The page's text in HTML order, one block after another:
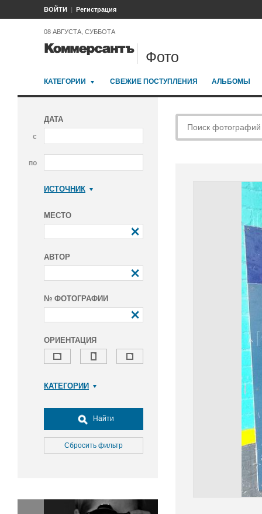
ВОЙТИ Регистрация
08 АВГУСТА, СУББОТА
Фото
КАТЕГОРИИ СВЕЖИЕ ПОСТУПЛЕНИЯ АЛЬБОМЫ
ДАТА
с
по
ИСТОЧНИК
МЕСТО
АВТОР
№ ФОТОГРАФИИ
ОРИЕНТАЦИЯ
КАТЕГОРИИ
Досуг, туризм и отдых
Культура
Медицина
Окружающая среда
Найти
Сбросить фильтр